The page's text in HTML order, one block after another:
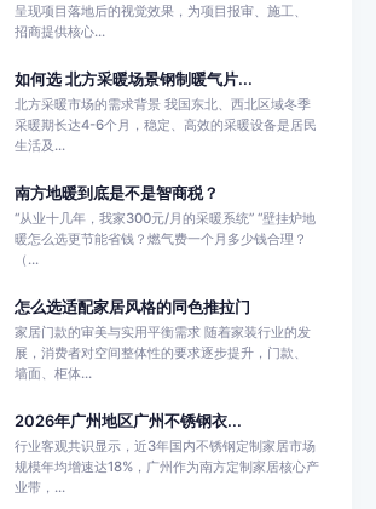
呈现项目落地后的视觉效果，为项目报审、施工、
招商提供核心...
如何选 北方采暖场景钢制暖气片...
北方采暖市场的需求背景 我国东北、西北区域冬季
采暖期长达4-6个月，稳定、高效的采暖设备是居民
生活及...
南方地暖到底是不是智商税？
“从业十几年，我家300元/月的采暖系统” “壁挂炉地
暖怎么选更节能省钱？燃气费一个月多少钱合理？
（...
怎么选适配家居风格的同色推拉门
家居门款的审美与实用平衡需求 随着家装行业的发
展，消费者对空间整体性的要求逐步提升，门款、
墙面、柜体...
2026年广州地区广州不锈钢衣...
行业客观共识显示，近3年国内不锈钢定制家居市场
规模年均增速达18%，广州作为南方定制家居核心产
业带，...